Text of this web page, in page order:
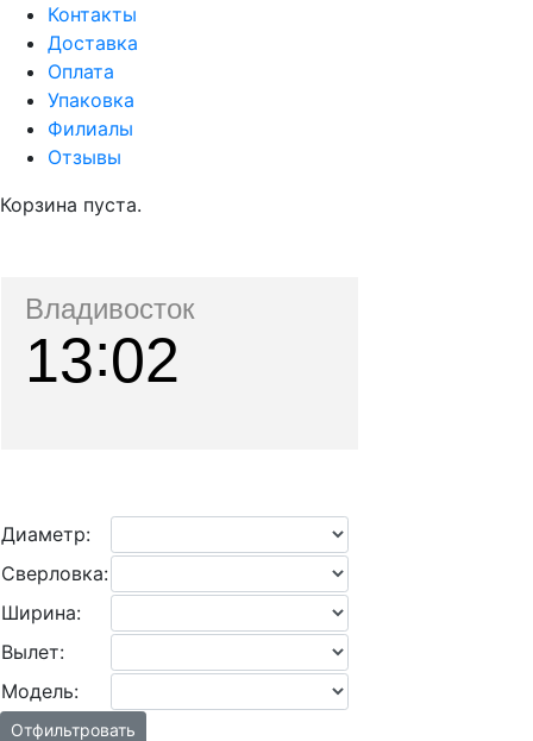
Контакты
Доставка
Оплата
Упаковка
Филиалы
Отзывы
Корзина пуста.
Владивосток
13 02
Диаметр:
Сверловка:
Ширина:
Вылет:
Модель:
Отфильтровать